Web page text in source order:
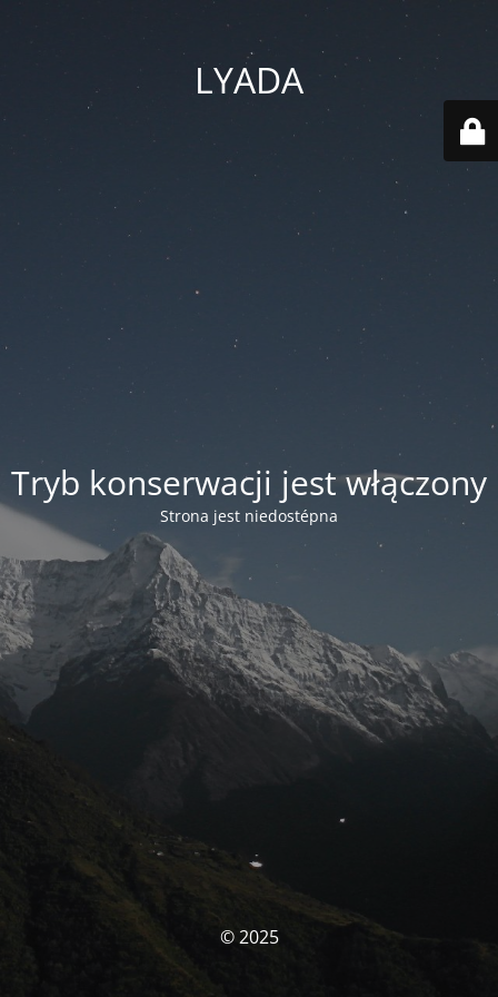
LYADA
Tryb konserwacji jest włączony
Strona jest niedostépna
© 2025